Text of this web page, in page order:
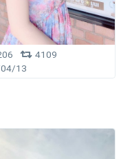
4109
13